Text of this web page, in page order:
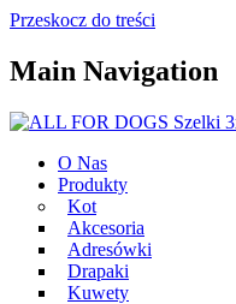
Przeskocz do treści
Main Navigation
O Nas
Produkty
Kot
Akcesoria
Adresówki
Drapaki
Kuwety